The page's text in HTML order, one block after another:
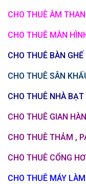
CHO THUÊ ÂM
CHO THUÊ MÀN
CHO THUÊ BÀN GHẾ
CHO THUÊ SÂN
CHO THUÊ NHÀ BẠT
CHO THUÊ GIAN
CHO THUÊ THẢM ,
CHO THUÊ CỔNG HƠI
CHO THUÊ MÁY